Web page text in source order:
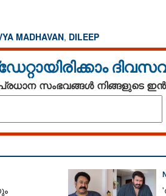
MADHAVAN, DILEEP
സംഭവങ്ങൾ നിങ്ങളുടെ
അച്ഛന് മതിയായില്ലേ എന്ന്
ഇനിയൊരു അമ്മയെ മീനൂട്ടിക്ക്